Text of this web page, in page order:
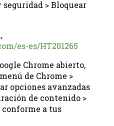
> Bloquear
es-es/HT201265
Chrome abierto,
de Chrome >
opciones avanzadas
de contenido >
a tus